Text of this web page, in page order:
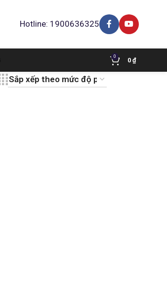
Hotline: 1900636325
0
0 ₫